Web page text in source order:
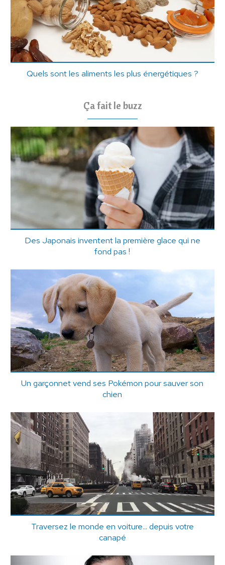
Quels sont les aliments les plus énergétiques ?
Ça fait le buzz
Des Japonais inventent la première glace qui ne
fond pas !
Un garçonnet vend ses Pokémon pour sauver son
chien
Traversez le monde en voiture... depuis votre
canapé